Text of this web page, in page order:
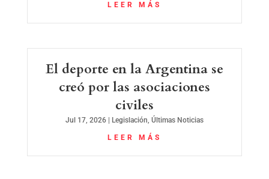
LEER MÁS
El deporte en la Argentina se
creó por las asociaciones
civiles
Jul 17, 2026| Legislación, Últimas Noticias
LEER MÁS